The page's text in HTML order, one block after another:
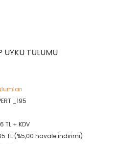
UYKU TULUMU
_195
TL + KDV
TL (%5,00 havale indirimi)